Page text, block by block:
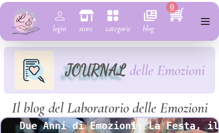
login store categorie blog
0
JOURNALdelle Emozioni
Il blog del Laboratorio delle Emozioni
Due Anni di Emozioni: La Festa, il